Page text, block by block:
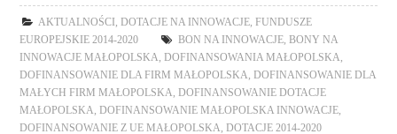
AKTUALNOŚCI ,DOTACJE NA INNOWACJE ,FUNDUSZE
EUROPEJSKIE 2014-2020
BON NA INNOWACJE ,BONY NA
INNOWACJE MAŁOPOLSKA ,DOFINANSOWANIA MAŁOPOLSKA
DOFINANSOWANIE DLA FIRM MAŁOPOLSKA ,DOFINANSOWANIE DLA
MAŁYCH FIRM MAŁOPOLSKA ,DOFINANSOWANIE DOTACJE
MAŁOPOLSKA ,DOFINANSOWANIE MAŁOPOLSKA INNOWACJE
DOFINANSOWANIE Z UE MAŁOPOLSKA ,DOTACJE 2014-2020